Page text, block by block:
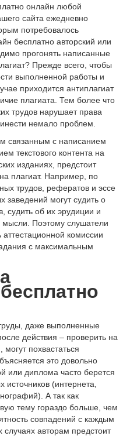
онлайн любой
сайта ежедневно
потребовалось
бесплатно авторский или
прогонять написанные
Прежде всего, чтобы
выполненной работы и
приходится антиплагиат
плагиата. Тем более что
трудов нарушает права
немало проблем.
связанным с написанием
текстового контента на
изданиях, предстоит
плагиат. Например, по
трудов, рефератов и эссе
заведений могут судить о
судить об их эрудиции и
Поэтому слушатели
комиссии
с максимальным
даже выполненные
действия – проверить на
похвастаться
это довольно
или диплома часто берется
(интернета,
А так как
тему гораздо больше, чем
совпадений с каждым
авторам предстоит